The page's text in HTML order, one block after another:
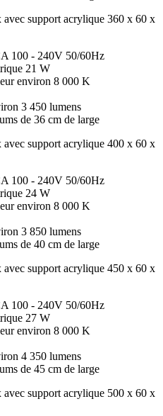
avec support acrylique 360 x 60 x
100 - 240V 50/60Hz
21 W
environ 8 000 K
3 450 lumens
de 36 cm de large
avec support acrylique 400 x 60 x
100 - 240V 50/60Hz
24 W
environ 8 000 K
3 850 lumens
de 40 cm de large
avec support acrylique 450 x 60 x
100 - 240V 50/60Hz
27 W
environ 8 000 K
4 350 lumens
de 45 cm de large
avec support acrylique 500 x 60 x